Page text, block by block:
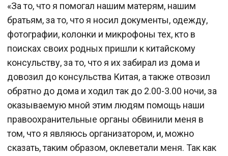
«За то, что я помогал нашим матерям, нашим
братьям, за то, что я носил документы, одежду,
фотографии, колонки и микрофоны тех, кто в
поисках своих родных пришли к китайскому
консульству, за то, что я их забирал из дома и
довозил до консульства Китая, а также отвозил
обратно до дома и ходил так до 2.00-3.00 ночи, за
оказываемую мной этим людям помощь наши
правоохранительные органы обвинили меня в
том, что я являюсь организатором, и, можно
сказать, таким образом, оклеветали меня. Так как